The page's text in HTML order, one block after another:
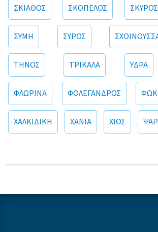
ΣΚΙΑΘΟΣ ΣΚΟΠΕΛΟΣ ΣΚΥΡΟΣ
ΣΥΜΗ ΣΥΡΟΣ
ΤΗΝΟΣ ΤΡΙΚΑΛΑ ΥΔΡΑ
ΦΛΩΡΙΝΑ ΦΟΛΕΓΑΝΔΡΟΣ
ΧΑΛΚΙΔΙΚΗ ΧΑΝΙΑ ΧΙΟΣ